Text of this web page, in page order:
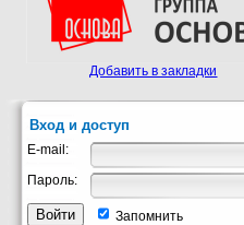
Добавить в закладки
Вход и доступ
E-mail:
Пароль:
Запомнить